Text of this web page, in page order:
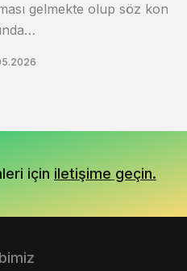
gelmekte olup söz
için iletişime geçin.